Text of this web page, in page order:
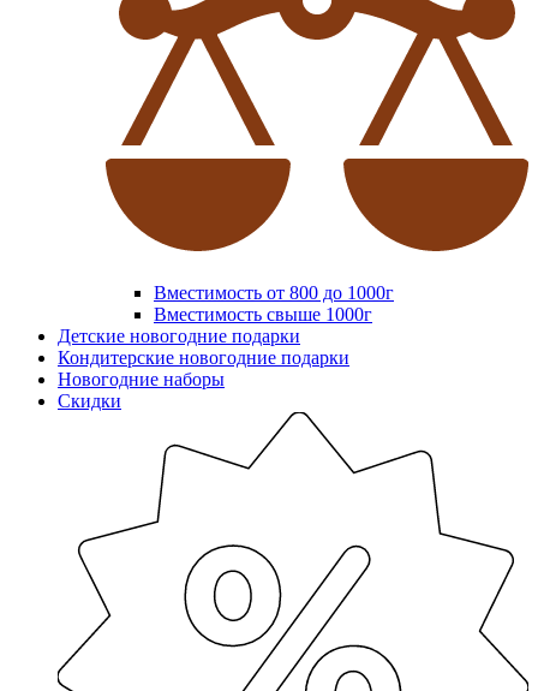
Вместимость от 800 до 1000г
Вместимость свыше 1000г
Детские новогодние подарки
Кондитерские новогодние подарки
Новогодние наборы
Скидки